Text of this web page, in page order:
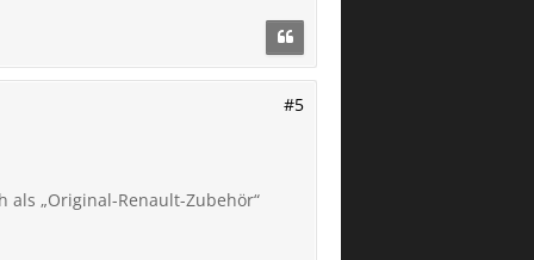
#5
„Original-Renault-Zubehör“